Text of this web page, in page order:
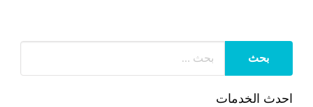
احدث الخدمات